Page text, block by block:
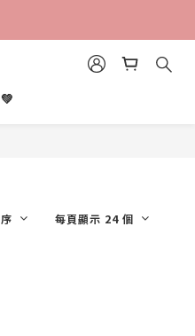
每頁顯示 24 個